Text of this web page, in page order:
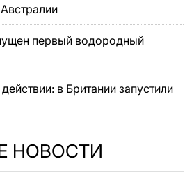
первый водородный
в Британии запустили
НОВОСТИ